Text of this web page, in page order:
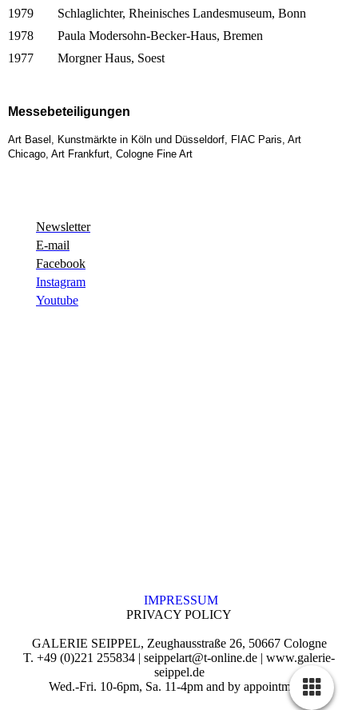
1979
Schlaglichter, Rheinisches Landesmuseum, Bonn
1978
Paula Modersohn-Becker-Haus, Bremen
1977
Morgner Haus, Soest
Messebeteiligungen
Art Basel, Kunstmärkte in Köln und Düsseldorf, FIAC Paris, Art
Chicago, Art Frankfurt, Cologne Fine Art
Newsletter
E-mail
Facebook
Instagram
Youtube
IMPRESSUM
PRIVACY POLICY
GALERIE SEIPPEL, Zeughausstraße 26, 50667 Cologne
T. +49 (0)221 255834 | seippelart@t-online.de | www.galerie-
seippel.de
Wed.-Fri. 10-6pm, Sa. 11-4pm and by appointment.